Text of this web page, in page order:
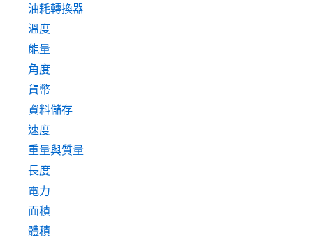
油耗轉換器
溫度
能量
角度
貨幣
資料儲存
速度
重量與質量
長度
電力
面積
體積